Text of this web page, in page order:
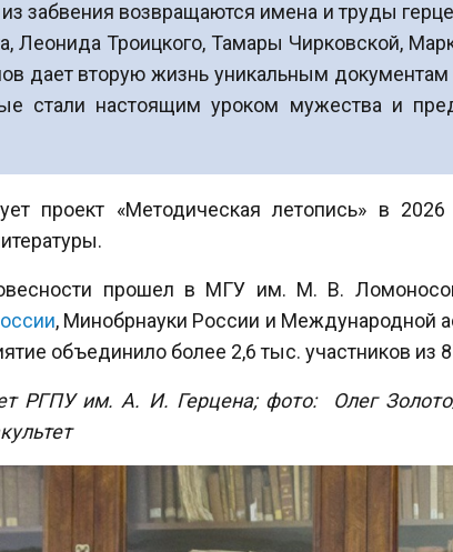
забвения возвращаются имена и труды
Леонида Троицкого, Тамары Чирковской,
дает вторую жизнь уникальным документам
стали настоящим уроком мужества и
проект «Методическая летопись» в
прошел в МГУ им. М. В.
, Минобрнауки России и Международной
объединило более 2,6 тыс. участников из
РГПУ им. А. И. Герцена; фото: Олег